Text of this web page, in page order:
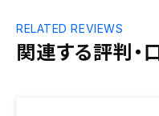
関連する評判・
RELATED REVIEWS